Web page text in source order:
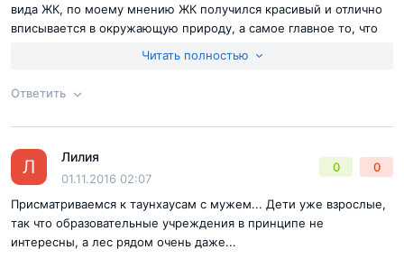
вида ЖК, по моему мнению ЖК получился красивый и отлично
вписывается в окружающую природу, а самое главное то, что
Читать полностью
Ответить
Ответ на отзыв
Л Лилия
01.11.2016 02:07
0 0
Присматриваемся к таунхаусам с мужем... Дети уже взрослые,
так что образовательные учреждения в принципе не
интересны, а лес рядом очень даже...